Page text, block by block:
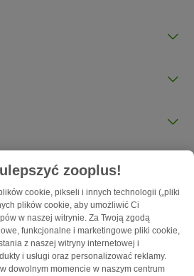
zooplus!
cookie, pikseli i innych technologii („pliki
plików cookie, aby umożliwić Ci
w naszej witrynie. Za Twoją zgodą
funkcjonalne i marketingowe pliki cookie,
z naszej witryny internetowej i
i usługi oraz personalizować reklamy.
dowolnym momencie w naszym centrum